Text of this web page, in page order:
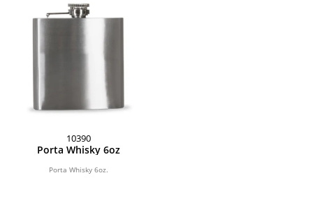
10390
Porta Whisky 6oz
Porta Whisky 6oz.